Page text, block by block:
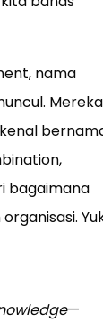
nama
Mereka
bagaimana
—